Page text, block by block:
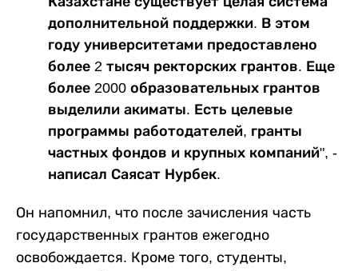
дополнительной поддержки. В этом
году университетами предоставлено
более 2 тысяч ректорских грантов. Еще
более 2000 образовательных грантов
выделили акиматы. Есть целевые
программы работодателей, гранты
частных фондов и крупных компаний", -
написал Саясат Нурбек.
Он напомнил, что после зачисления часть
государственных грантов ежегодно
освобождается. Кроме того, студенты,